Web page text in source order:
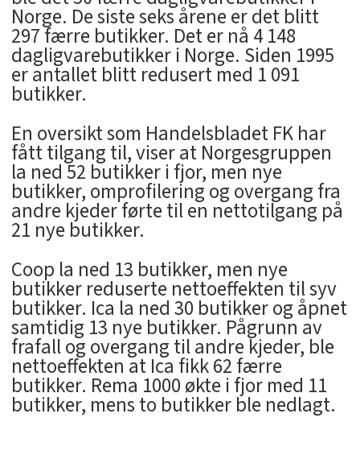
Norge. De siste seks årene er det blitt
297 færre butikker. Det er nå 4 148
dagligvarebutikker i Norge. Siden 1995
er antallet blitt redusert med 1 091
butikker.
En oversikt som Handelsbladet FK har
fått tilgang til, viser at Norgesgruppen
la ned 52 butikker i fjor, men nye
butikker, omprofilering og overgang fra
andre kjeder førte til en nettotilgang på
21 nye butikker.
Coop la ned 13 butikker, men nye
butikker reduserte nettoeffekten til syv
butikker. Ica la ned 30 butikker og åpnet
samtidig 13 nye butikker. Pågrunn av
frafall og overgang til andre kjeder, ble
nettoeffekten at Ica fikk 62 færre
butikker. Rema 1000 økte i fjor med 11
butikker, mens to butikker ble nedlagt.